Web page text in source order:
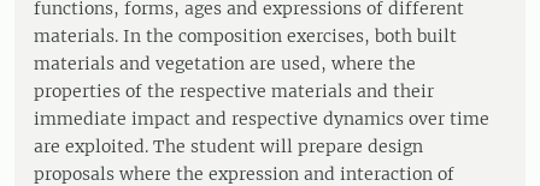
functions, forms, ages and expressions of different
materials. In the composition exercises, both built
materials and vegetation are used, where the
properties of the respective materials and their
immediate impact and respective dynamics over time
are exploited. The student will prepare design
proposals where the expression and interaction of